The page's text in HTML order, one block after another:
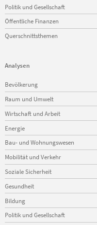
Politik und Gesellschaft
Öffentliche Finanzen
Querschnittsthemen
Analysen
Navigation
überspringen
Bevölkerung
Raum und Umwelt
Wirtschaft und Arbeit
Energie
Bau- und Wohnungswesen
Mobilität und Verkehr
Soziale Sicherheit
Gesundheit
Bildung
Politik und Gesellschaft